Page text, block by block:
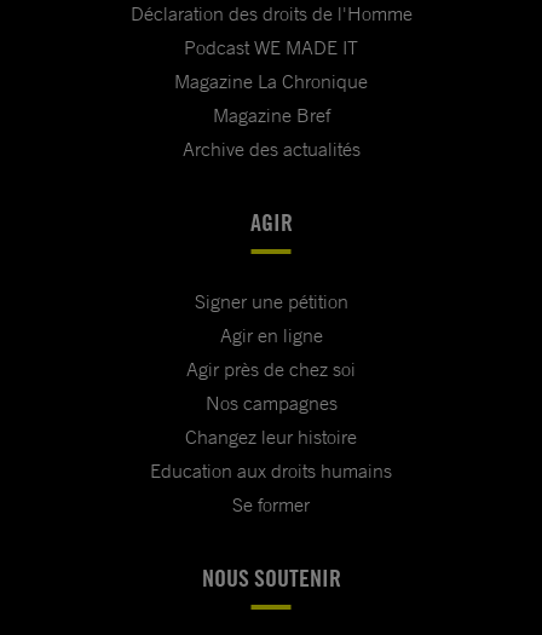
Déclaration des droits de l'Homme
Podcast WE MADE IT
Magazine La Chronique
Magazine Bref
Archive des actualités
AGIR
Signer une pétition
Agir en ligne
Agir près de chez soi
Nos campagnes
Changez leur histoire
Education aux droits humains
Se former
NOUS SOUTENIR